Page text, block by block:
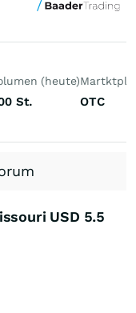
(heute)
St. OTC
USD 5.5